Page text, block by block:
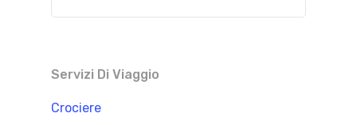
Servizi Di Viaggio
Crociere